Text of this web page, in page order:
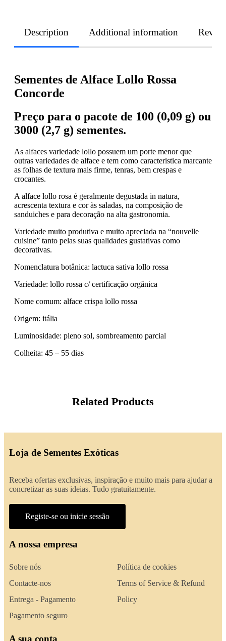
Description Additional information
Sementes de Alface Lollo Rossa
Concorde
Preço para o pacote de 100 (0,09 g) ou
3000 (2,7 g) sementes.
As alfaces variedade lollo possuem um porte menor que
outras variedades de alface e tem como caracteristica marcante
as folhas de textura mais firme, tenras, bem crespas e
crocantes.
A alface lollo rosa é geralmente degustada in natura,
acrescenta textura e cor às saladas, na composição de
sanduiches e para decoração na alta gastronomia.
Variedade muito produtiva e muito apreciada na “nouvelle
cuisine” tanto pelas suas qualidades gustativas como
decorativas.
Nomenclatura botânica: lactuca sativa lollo rossa
Variedade: lollo rossa c/ certificação orgânica
Nome comum: alface crispa lollo rossa
Origem: itália
Luminosidade: pleno sol, sombreamento parcial
Colheita: 45 – 55 dias
Related Products
Loja de Sementes Exóticas
Receba ofertas exclusivas, inspiração e muito mais para ajudar a
concretizar as suas ideias. Tudo gratuitamente.
Registe-se ou inicie sessão
A nossa empresa
Sobre nós
Contacte-nos
Entrega - Pagamento
Pagamento seguro
Política de cookies
Terms of Service & Refund
Policy